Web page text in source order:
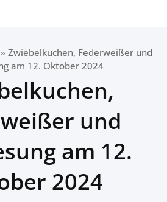
» Zwiebelkuchen, Federweißer und
am 12. Oktober 2024
und
am 12.
2024